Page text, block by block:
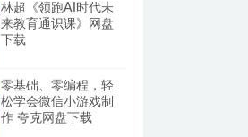
林超《领跑AI时代未
来教育通识课》网盘
下载
零基础、零编程，轻
松学会微信小游戏制
作 夸克网盘下载